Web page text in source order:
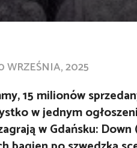
WRZEŚNIA, 2025
15 milionów
w jednym
w Gdańsku: